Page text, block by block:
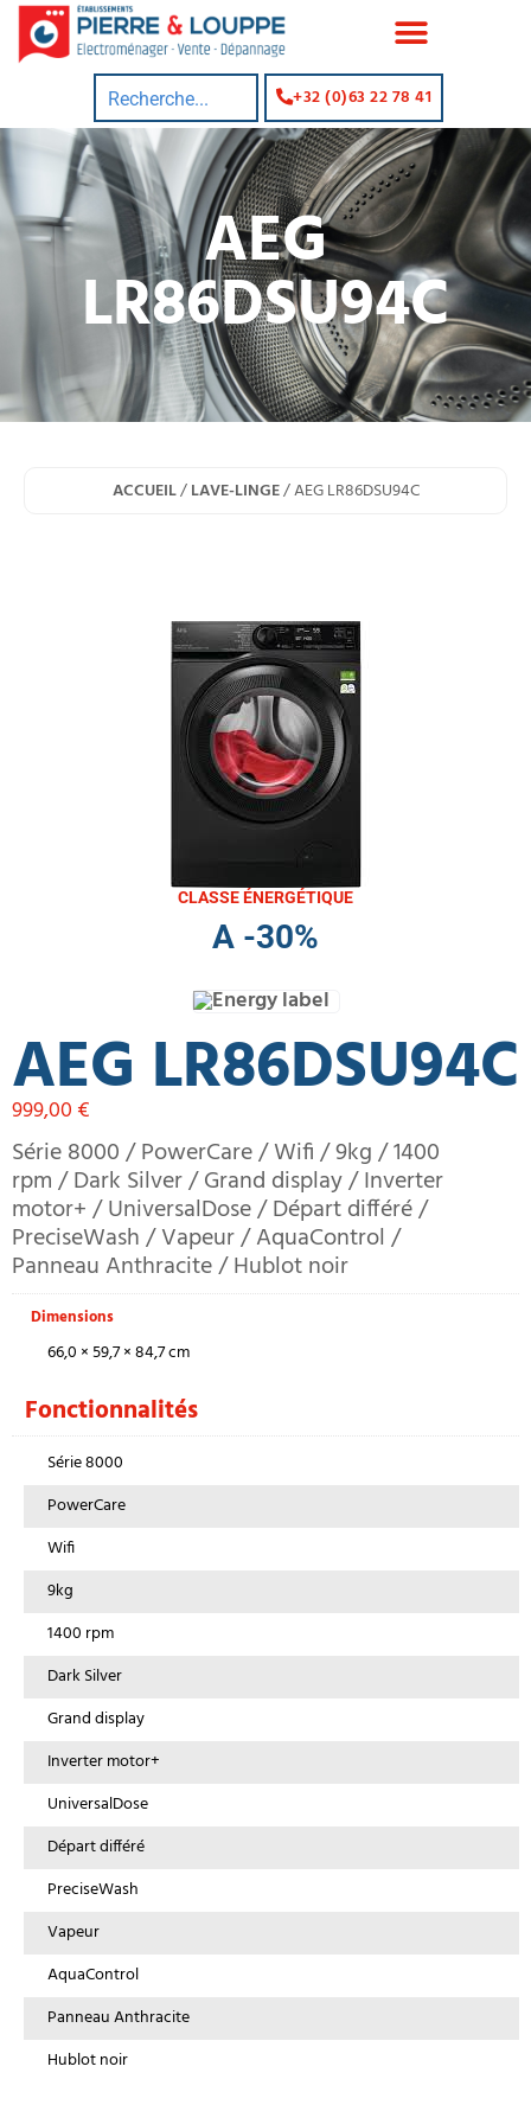
+32 (0)63 22 78 41
AEG
LR86DSU94C
ACCUEIL/LAVE-LINGE/ AEG LR86DSU94C
CLASSE ÉNERGÉTIQUE
A -30%
AEG LR86DSU94C
999,00 €
Série 8000 / PowerCare / Wifi / 9kg / 1400
rpm / Dark Silver / Grand display / Inverter
motor+ / UniversalDose / Départ différé /
PreciseWash / Vapeur / AquaControl /
Panneau Anthracite / Hublot noir
Dimensions
66,0 × 59,7 × 84,7 cm
Fonctionnalités
Série 8000
PowerCare
Wifi
9kg
1400 rpm
Dark Silver
Grand display
Inverter motor+
UniversalDose
Départ différé
PreciseWash
Vapeur
AquaControl
Panneau Anthracite
Hublot noir